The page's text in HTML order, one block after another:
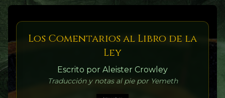
Los Comentarios al Libro de la
Ley
Escrito por Aleister Crowley
Traducción y notas al pie por Yemeth